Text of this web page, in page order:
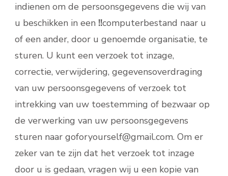
indienen om de persoonsgegevens die wij van
u beschikken in een !!computerbestand naar u
of een ander, door u genoemde organisatie, te
sturen. U kunt een verzoek tot inzage,
correctie, verwijdering, gegevensoverdraging
van uw persoonsgegevens of verzoek tot
intrekking van uw toestemming of bezwaar op
de verwerking van uw persoonsgegevens
sturen naar goforyourself@gmail.com. Om er
zeker van te zijn dat het verzoek tot inzage
door u is gedaan, vragen wij u een kopie van